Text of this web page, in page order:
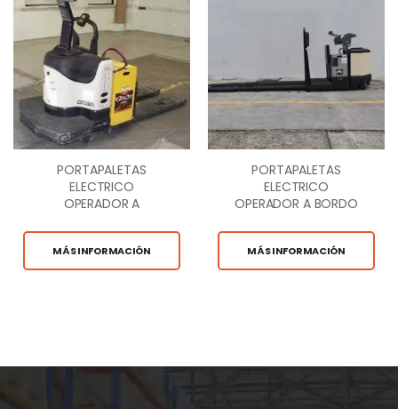
PORTAPALETAS
ELECTRICO
OPERADOR A
MÁS INFORMACIÓN
PORTAPALETAS
ELECTRICO
OPERADOR A BORDO
MÁS INFORMACIÓN